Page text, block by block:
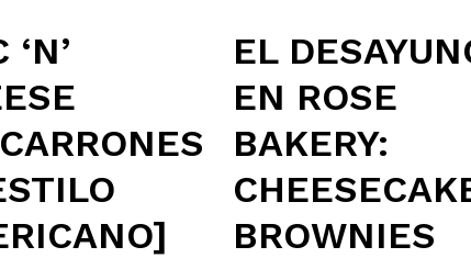
‘N’
EL
EN ROSE
BAKERY:
BROWNIES